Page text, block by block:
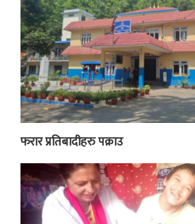
फरार प्रतिबादीहरु पक्राउ